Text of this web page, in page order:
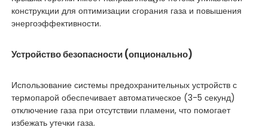
конструкции для оптимизации сгорания газа и повышения
энергоэффективности.
Устройство безопасности (опционально)
Использование системы предохранительных устройств с
термопарой обеспечивает автоматическое (3-5 секунд)
отключение газа при отсутствии пламени, что помогает
избежать утечки газа.